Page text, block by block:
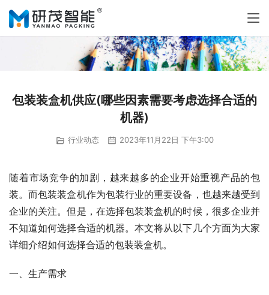
包装装盒机供应(哪些因素需要考虑选择合适的
机器)
行业动态 2023年11月22日 下午3:00
随着市场竞争的加剧，越来越多的企业开始重视产品的包
装。而包装装盒机作为包装行业的重要设备，也越来越受到
企业的关注。但是，在选择包装装盒机的时候，很多企业并
不知道如何选择合适的机器。本文将从以下几个方面为大家
详细介绍如何选择合适的包装装盒机。
一、生产需求